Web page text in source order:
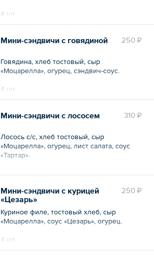
4 шт.
250 ₽
Мини-сэндвичи с говядиной
Говядина, хлеб тостовый, сыр
«Моцарелла», огурец, сэндвич-соус.
4 шт.
310 ₽
Мини-сэндвичи с лососем
Лосось с/с, хлеб тостовый, сыр
«Моцарелла», огурец, лист салата, соус
«Тартар».
4 шт.
Общий вес – 140 г 250 ₽
Мини-сэндвичи с курицей
«Цезарь»
Куриное филе, тостовый хлеб, сыр
«Моцарелла», соус «Цезарь», огурец.
4 шт.